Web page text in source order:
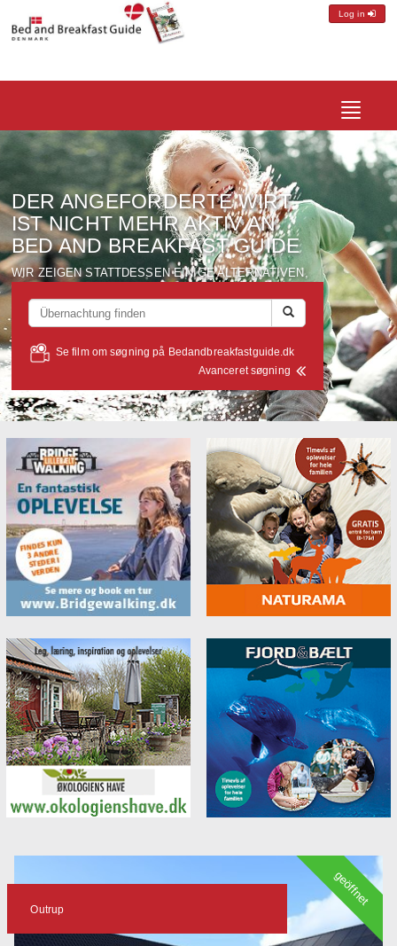
Log in
Toggle
DER ANGEFORDERTE WIRT
IST NICHT MEHR AKTIVAN
BED AND BREAKFAST GUIDE
WIR ZEIGEN STATTDESSEN EINIGE ALTERNATIVEN,
WIRTBEFINDET -SUCHEN SIE AUF...
Avanceret søgning
Se film om søgning på Bedandbreakfastguide.dk
Outrup
geöffnet